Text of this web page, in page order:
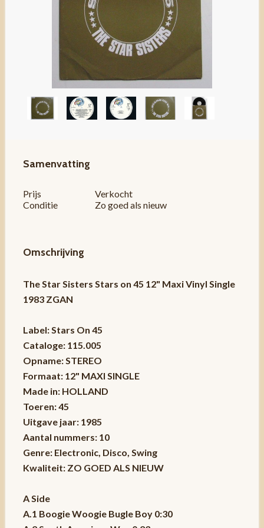
Samenvatting
Prijs
Verkocht
Conditie
Zo goed als nieuw
Omschrijving
The Star Sisters Stars on 45 12" Maxi Vinyl Single
1983 ZGAN
Label: Stars On 45
Cataloge: 115.005
Opname: STEREO
Formaat: 12" MAXI SINGLE
Made in: HOLLAND
Toeren: 45
Uitgave jaar: 1985
Aantal nummers: 10
Genre: Electronic, Disco, Swing
Kwaliteit: ZO GOED ALS NIEUW
A Side
A.1 Boogie Woogie Bugle Boy 0:30